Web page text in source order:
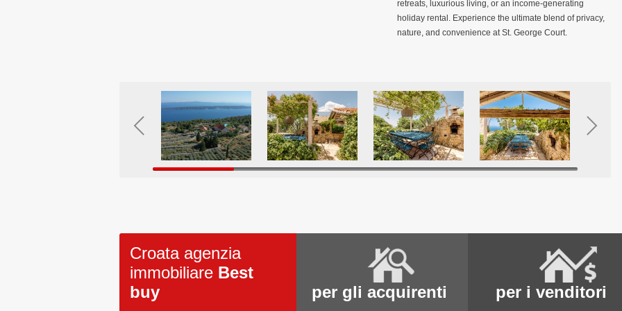
retreats, luxurious living, or an income-generating
holiday rental. Experience the ultimate blend of privacy,
nature, and convenience at St. George Court.
Croata agenzia
immobiliare Best
buy
per gli acquirenti per i venditori